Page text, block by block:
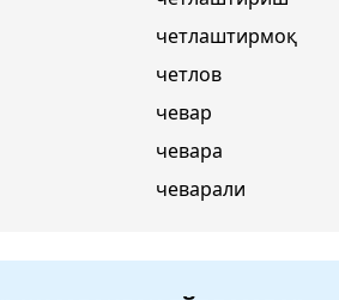
четлаштирмоқ
четлов
чевар
чевара
чеварали